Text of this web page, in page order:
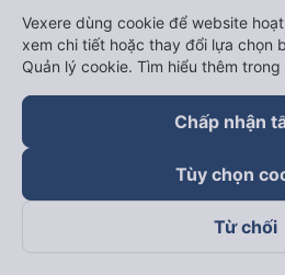
c. Lộ trình, giờ khởi hành và giờ
Giờ xuất phát ở Tuy Hòa -
Vexere dùng cookie để website
xem chi tiết hoặc thay đổi lựa chọn
Quản lý cookie. Tìm hiểu thêm trong
Chấp nhận
Tùy chọn
Từ chối